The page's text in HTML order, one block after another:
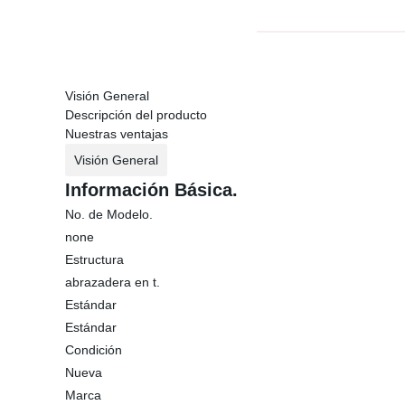
Visión General
Descripción del producto
Nuestras ventajas
Visión General
Información Básica.
No. de Modelo.
none
Estructura
abrazadera en t.
Estándar
Estándar
Condición
Nueva
Marca